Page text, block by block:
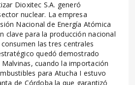
Dioxitec S.A. generó
nuclear. La empresa
Nacional de Energía Atómica
clave para la producción nacional
las tres centrales
quedó demostrado
cuando la importación
para Atucha I estuvo
de Córdoba la que garantizó